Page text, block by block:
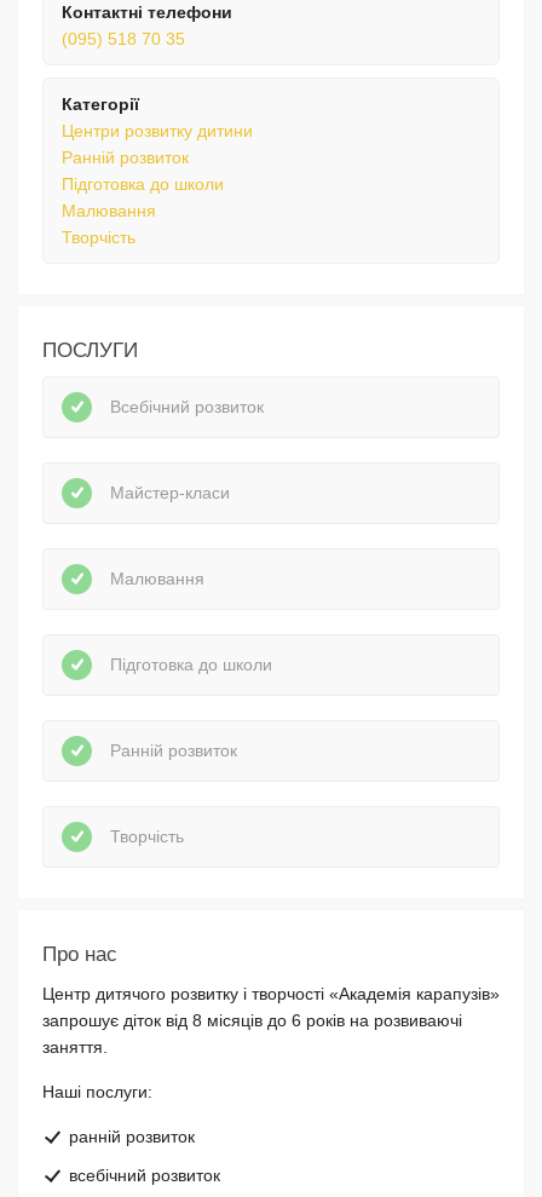
Контактні телефони
(095) 518 70 35
Категорії
Центри розвитку дитини
Ранній розвиток
Підготовка до школи
Малювання
Творчість
ПОСЛУГИ
Всебічний розвиток
Майстер-класи
Малювання
Підготовка до школи
Ранній розвиток
Творчість
Про нас
Центр дитячого розвитку і творчості «Академія карапузів»
запрошує діток від 8 місяців до 6 років на розвиваючі
заняття.
Наші послуги:
ранній розвиток
всебічний розвиток